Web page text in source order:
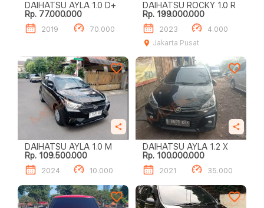
DAIHATSU AYLA 1.0 D+
Rp. 77.000.000
2019 70.000
DAIHATSU ROCKY 1.0 R
Rp. 199.000.000
2023
4.000
Jakarta Pusat
DAIHATSU AYLA 1.0 M
Rp. 109.500.000
2024 10.000
DAIHATSU AYLA 1.2 X
Rp. 100.000.000
2021 35.000